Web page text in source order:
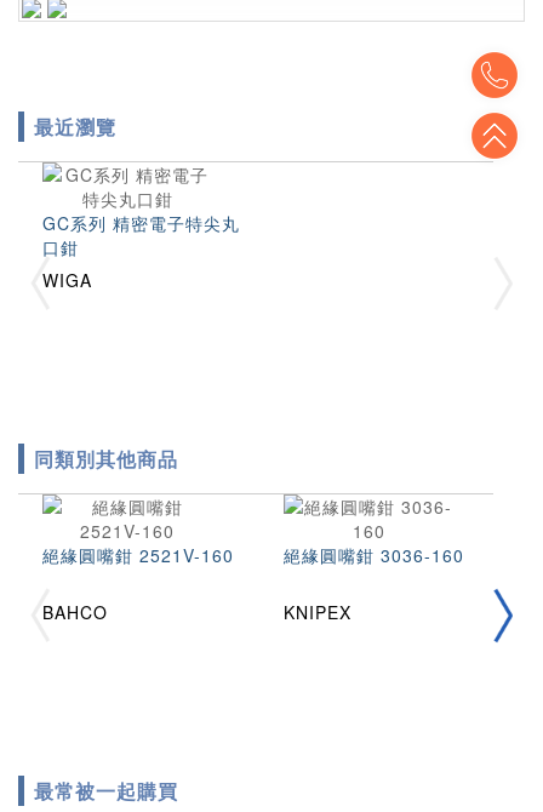
最近瀏覽
GC系列 精密電子特尖丸
口鉗
WIGA
同類別其他商品
絕緣圓嘴鉗 2521V-160
BAHCO
絕緣圓嘴鉗 3036-160
KNIPEX
最常被一起購買